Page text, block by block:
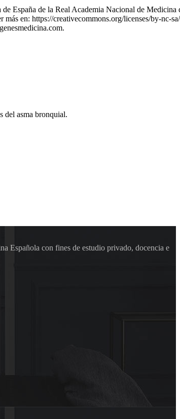
España de la Real Academia Nacional de Medicina
en: https://creativecommons.org/licenses/by-nc-
del asma bronquial.
Española con fines de estudio privado, docencia e